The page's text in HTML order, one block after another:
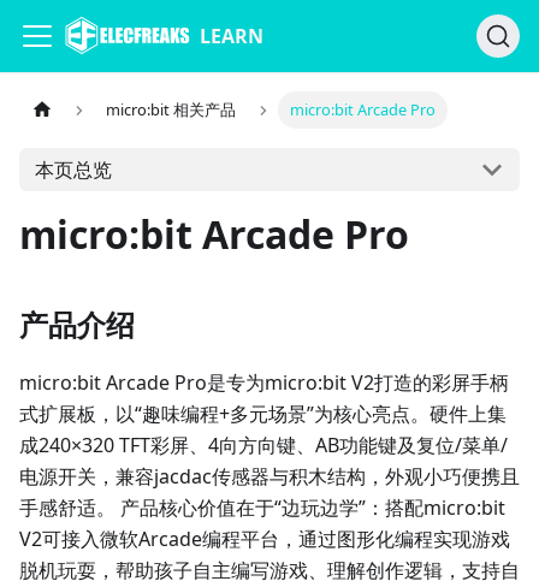
LEARN
micro:bit 相关产品 micro:bit Arcade Pro
本页总览
micro:bit Arcade Pro
产品介绍
micro:bit Arcade Pro是专为micro:bit V2打造的彩屏手柄
式扩展板，以“趣味编程+多元场景”为核心亮点。硬件上集
成240×320 TFT彩屏、4向方向键、AB功能键及复位/菜单/
电源开关，兼容jacdac传感器与积木结构，外观小巧便携且
手感舒适。 产品核心价值在于“边玩边学”：搭配micro:bit
V2可接入微软Arcade编程平台，通过图形化编程实现游戏
脱机玩耍，帮助孩子自主编写游戏、理解创作逻辑，支持自